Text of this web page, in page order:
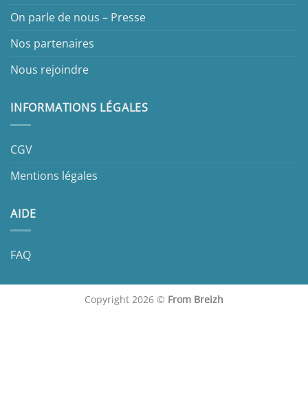
On parle de nous – Presse
Nos partenaires
Nous rejoindre
INFORMATIONS LÉGALES
CGV
Mentions légales
AIDE
FAQ
Copyright 2026 © From Breizh